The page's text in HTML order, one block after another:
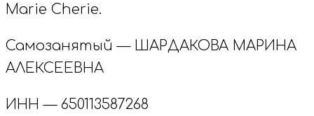
Marie Cherie.
Самозанятый — ШАРДАКОВА МАРИНА
АЛЕКСЕЕВНА
ИНН — 650113587268